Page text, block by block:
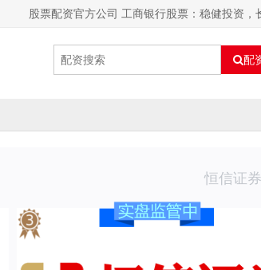
股票配资官方公司 工商银行股票：稳健投资，
配
恒信证